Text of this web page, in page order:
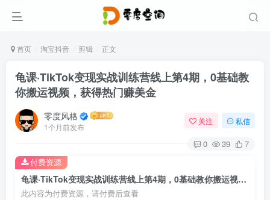
首页 淘宝抖音 剪辑 正文
龟课·TikTok变现实战训练营线上第4期，0基础教
你搬运视频，获得热门赚美金
零度风格
1个月前发布
关注 私信
0 39 7
龟课·TikTok变现实战训练营线上第4期，0基础教你搬运视频，获得热门赚美金
此内容为付费资源，请付费后查看
付费资源